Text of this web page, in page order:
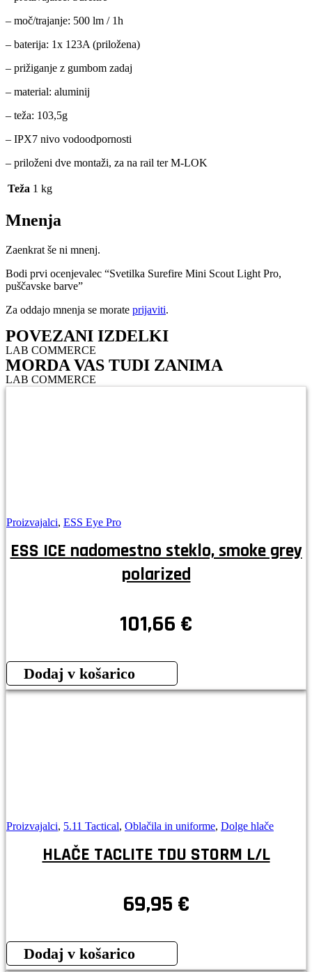
– moč/trajanje: 500 lm / 1h
– baterija: 1x 123A (priložena)
– prižiganje z gumbom zadaj
– material: aluminij
– teža: 103,5g
– IPX7 nivo vodoodpornosti
– priloženi dve montaži, za na rail ter M-LOK
Teža 1 kg
Mnenja
Zaenkrat še ni mnenj.
Bodi prvi ocenjevalec “Svetilka Surefire Mini Scout Light Pro,
puščavske barve”
Za oddajo mnenja se morate prijaviti.
POVEZANI IZDELKI
LAB COMMERCE
MORDA VAS TUDI ZANIMA
LAB COMMERCE
Proizvajalci, ESS Eye Pro
ESS ICE nadomestno steklo, smoke grey
polarized
101,66 €
Dodaj v košarico
Proizvajalci, 5.11 Tactical, Oblačila in uniforme, Dolge hlače
HLAČE TACLITE TDU STORM L/L
69,95 €
Dodaj v košarico